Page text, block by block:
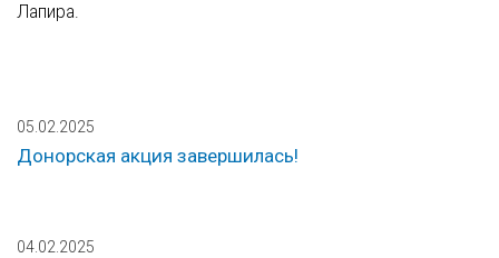
Лапира.
05.02.2025
Донорская акция завершилась!
04.02.2025